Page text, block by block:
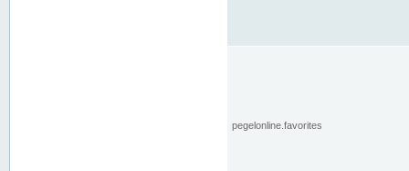
pegelonline.favorites